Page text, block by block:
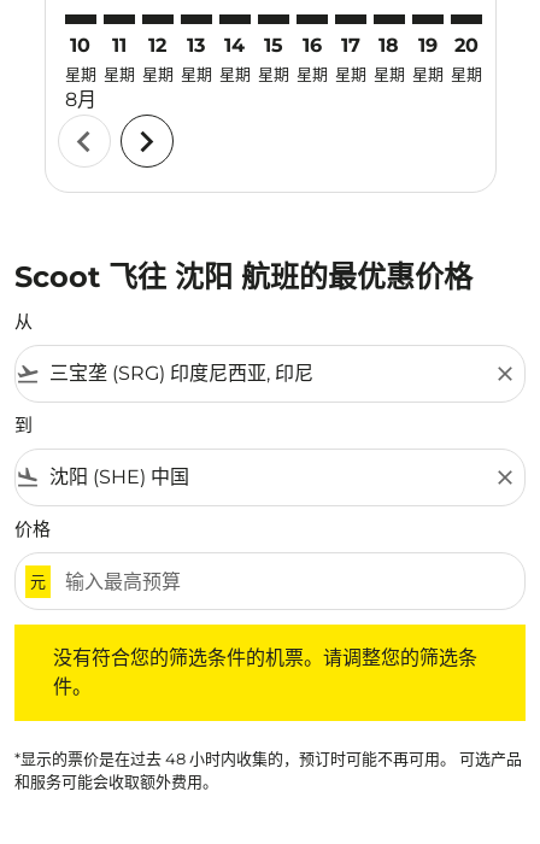
10
星期
8月
11
星期
12
星期
13
星期
14
星期
15
星期
16
星期
17
星期
18
星期
19
星期
20
星期
chevron_left chevron_right
Scoot 飞往 沈阳 航班的最优惠价格
从
flight_takeoff close
到
flight_land close
价格
元
没有符合您的筛选条件的机票。请调整您的筛选条
件。
*显示的票价是在过去 48 小时内收集的，预订时可能不再可用。 可选产品
和服务可能会收取额外费用。